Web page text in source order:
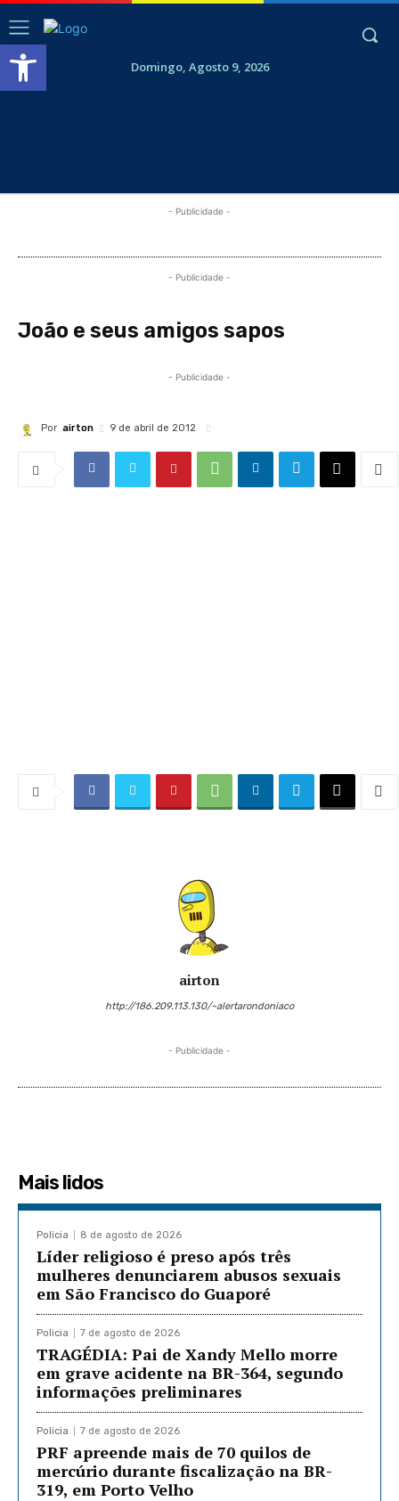
Domingo, Agosto 9, 2026
- Publicidade -
- Publicidade -
João e seus amigos sapos
- Publicidade -
Por airton 9 de abril de 2012
airton
http://186.209.113.130/~alertarondoniaco
- Publicidade -
Mais lidos
Policia 8 de agosto de 2026
Líder religioso é preso após três
mulheres denunciarem abusos sexuais
em São Francisco do Guaporé
Policia 7 de agosto de 2026
TRAGÉDIA: Pai de Xandy Mello morre
em grave acidente na BR-364, segundo
informações preliminares
Policia 7 de agosto de 2026
PRF apreende mais de 70 quilos de
mercúrio durante fiscalização na BR-
319, em Porto Velho
Abrir a barra de ferramentas